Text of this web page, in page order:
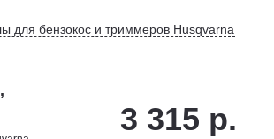
для бензокос и триммеров Husqvarna
3 315 р.